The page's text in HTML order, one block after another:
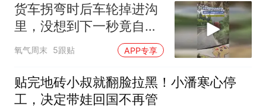
货车拐弯时后车轮掉进沟
里，没想到下一秒竟自己
开了上来，网友：该说司
机车技好还是不好呢
氧气周末 5跟贴 APP专享
贴完地砖小叔就翻脸拉黑！小潘寒心停
工，决定带娃回国不再管